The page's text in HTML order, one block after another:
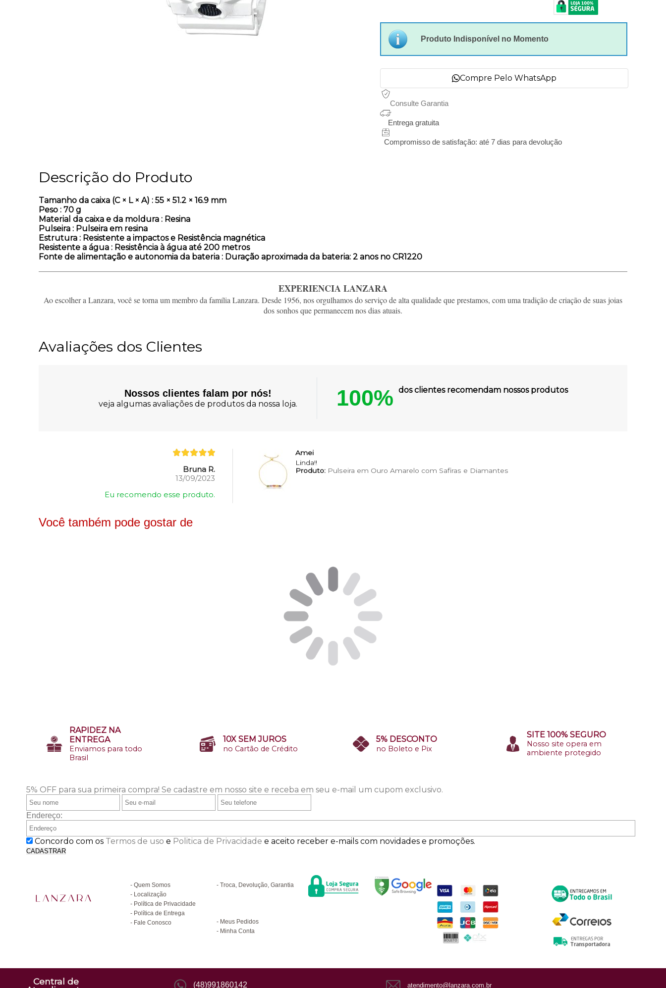
Produto Indisponível no Momento
Compre Pelo WhatsApp
Consulte Garantia
Entrega gratuita
Compromisso de satisfação: até 7 dias para devolução
Descrição do Produto
Tamanho da caixa (C × L × A) : 55 × 51.2 × 16.9 mm
Peso: 70 g
Material da caixa e da moldura: Resina
Pulseira: Pulseira em resina
Estrutura: Resistente a impactos e Resistência magnética
Resistente a água: Resistência à água até 200 metros
Fonte de alimentação e autonomia da bateria: Duração aproximada da bateria: 2 anos no CR1220
EXPERIENCIA LANZARA
Ao escolher a Lanzara, você se torna um membro da família Lanzara. Desde 1956, nos orgulhamos do serviço de alta qualidade que prestamos, com uma tradição de criação de suas joias
dos sonhos que permanecem nos dias atuais.
Avaliações dos Clientes
Nossos clientes falam por nós!
veja algumas avaliações de produtos da nossa loja. 100% dos clientes recomendam nossos produtos
Bruna R.
13/09/2023
Eu recomendo esse produto.
Amei
Linda!!
Produto:Pulseira em Ouro Amarelo com Safiras e Diamantes
Você também pode gostar de
RAPIDEZ NA
ENTREGA
Enviamos para todo
Brasil
10X SEM JUROS
no Cartão de Crédito
5% DESCONTO
no Boleto e Pix
SITE 100% SEGURO
Nosso site opera em
ambiente protegido
5% OFF para sua primeira compra! Se cadastre em nosso site e receba em seu e-mail um cupom exclusivo.
Endereço:
Concordo com os Termos de uso e Politica de Privacidade e aceito receber e-mails com novidades e promoções.
CADASTRAR
Quem Somos
Localização
Política de Privacidade
Política de Entrega
Fale Conosco
Troca, Devolução, Garantia
Meus Pedidos
Minha Conta
Central de
(48)991860142 atendimento@lanzara.com.br